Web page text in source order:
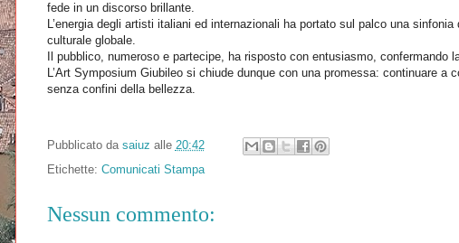
fede in un discorso brillante.
L’energia degli artisti italiani ed internazionali ha portato sul palco una
culturale globale.
Il pubblico, numeroso e partecipe, ha risposto con entusiasmo,
L’Art Symposium Giubileo si chiude dunque con una promessa: continuare a
senza confini della bellezza.
Pubblicato da saiuz alle 20:42
Etichette: Comunicati Stampa
Nessun commento: